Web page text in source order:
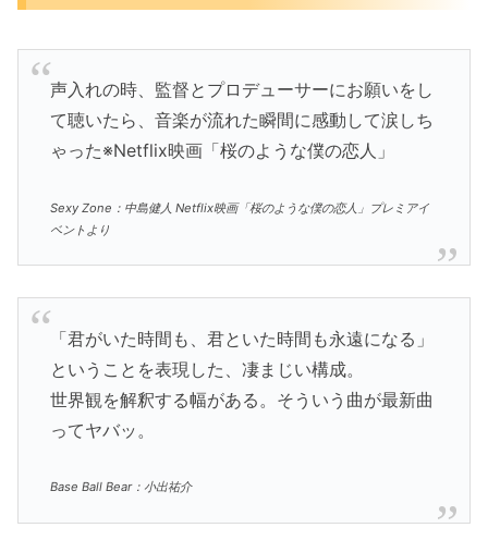
声入れの時、監督とプロデューサーにお願いをし
て聴いたら、音楽が流れた瞬間に感動して涙しち
ゃった※Netflix映画「桜のような僕の恋人」
Sexy Zone：中島健人 Netflix映画「桜のような僕の恋人」プレミアイ
ベントより
「君がいた時間も、君といた時間も永遠になる」
ということを表現した、凄まじい構成。
世界観を解釈する幅がある。そういう曲が最新曲
ってヤバッ。
Base Ball Bear：小出祐介